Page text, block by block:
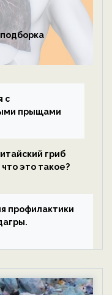
с
прыщами
гриб
это такое?
профилактики